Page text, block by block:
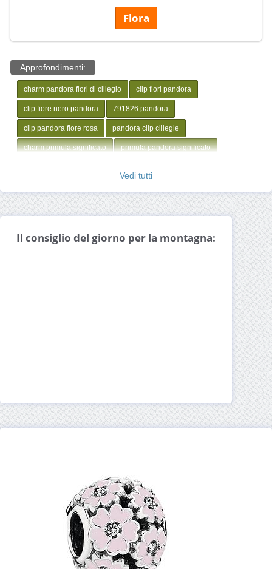
Flora
Approfondimenti:
charm pandora fiori di ciliegio clip fiori pandora
clip fiore nero pandora 791826 pandora
clip pandora fiore rosa pandora clip ciliegie
charm primula significato primula pandora significato
Vedi tutti
Il consiglio del giorno per la montagna: